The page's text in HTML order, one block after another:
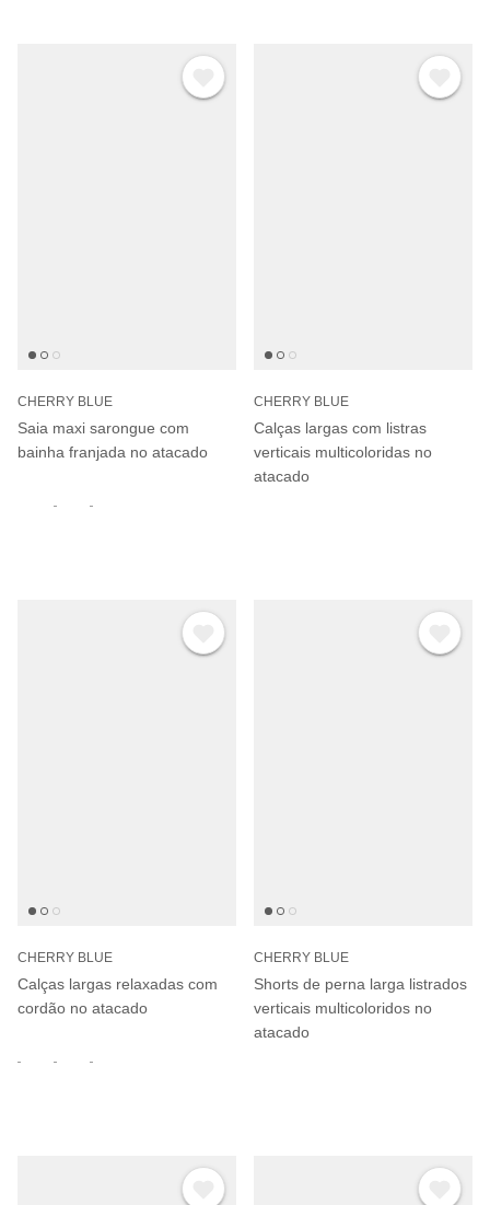
CHERRY BLUE
Saia maxi sarongue com
bainha franjada no atacado
CHERRY BLUE
Calças largas com listras
verticais multicoloridas no
atacado
CHERRY BLUE
Calças largas relaxadas com
cordão no atacado
CHERRY BLUE
Shorts de perna larga listrados
verticais multicoloridos no
atacado